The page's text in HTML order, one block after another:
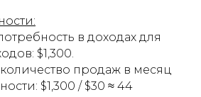
в доходах для
$1,300.
продаж в месяц
$1,300 / $30 ≈ 44